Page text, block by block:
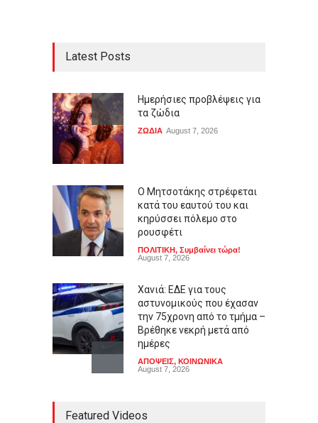
Latest Posts
Ημερήσιες προβλέψεις για
τα ζώδια
ΖΩΔΙΑ August 7, 2026
Ο Μητσοτάκης στρέφεται
κατά του εαυτού του και
κηρύσσει πόλεμο στο
ρουσφέτι
ΠΟΛΙΤΙΚΗ, Συμβαίνει τώρα!
August 7, 2026
Χανιά: ΕΔΕ για τους
αστυνομικούς που έχασαν
την 75χρονη από το τμήμα –
Βρέθηκε νεκρή μετά από
ημέρες
ΑΠΟΨΕΙΣ, ΚΟΙΝΩΝΙΚΑ
August 7, 2026
Ποια είναι η ιδανική ώρα
Featured Videos